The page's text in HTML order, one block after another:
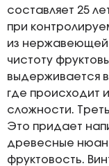
составляет 25
при
из нержавеющей
чистоту
выдерживается
где происходит
сложности.
Это придает
древесные
фруктовость.